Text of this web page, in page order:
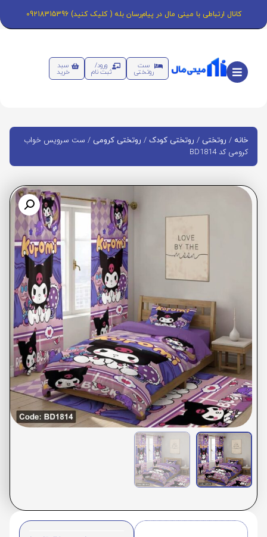
کانال ارتباطی با مینی مال در پیام‌رسان بله ( کلیک کنید) 09218315396
ست
روتختی
ورود/
ثبت نام
سبد
خرید
خانه / روتختی / روتختی کودک / روتختی کرومی / ست سرویس خواب
کرومی کد BD1814